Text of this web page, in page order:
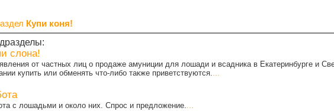
Купи коня!
слона!
от частных лиц о продаже амуниции для лошади и всадника в Екатеринбурге и
купить или обменять что-либо также приветствуются....
с лошадьми и около них. Спрос и предложение....